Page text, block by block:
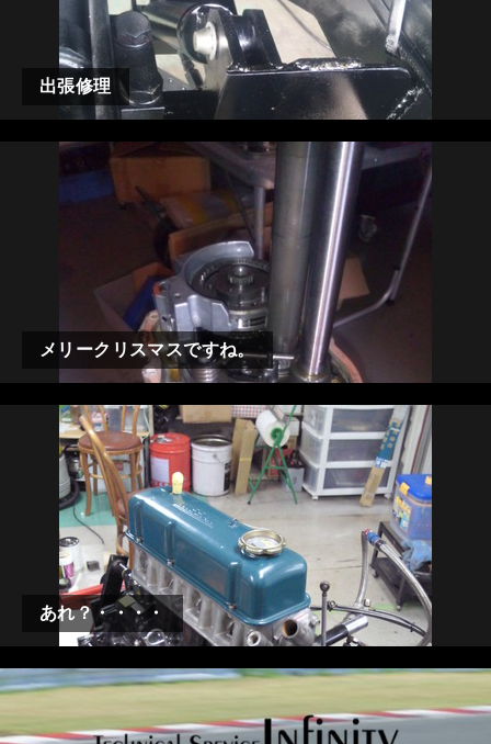
出張修理
メリークリスマスですね。
あれ？・・・・